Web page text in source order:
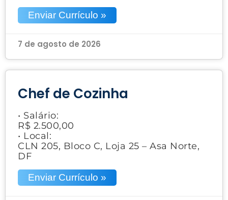
Enviar Currículo »
7 de agosto de 2026
Chef de Cozinha
• Salário:
R$ 2.500,00
• Local:
CLN 205, Bloco C, Loja 25 – Asa Norte,
DF
Enviar Currículo »